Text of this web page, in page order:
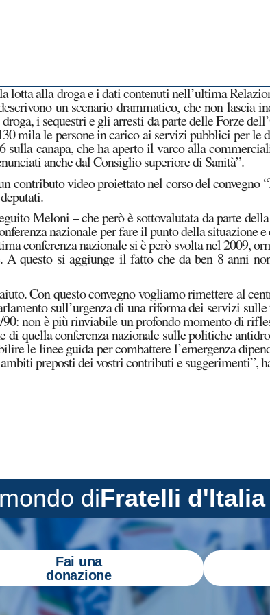
alla droga e i dati contenuti nell’ultima
un scenario drammatico, che non lascia
i sequestri e gli arresti da parte delle Forze
mila le persone in carico ai servizi pubblici per le
canapa, che ha aperto il varco alla
anche dal Consiglio superiore di Sanità”.
video proiettato nel corso del convegno
Meloni – che però è sottovalutata da parte
nazionale per fare il punto della situazione
conferenza nazionale si è però svolta nel 2009,
A questo si aggiunge il fatto che da ben 8 anni
Con questo convegno vogliamo rimettere al
sull’urgenza di una riforma dei servizi
non è più rinviabile un profondo momento di
di quella conferenza nazionale sulle politiche
le linee guida per combattere l’emergenza
preposti dei vostri contributi e suggerimenti”,
diFratelli d'Italia
Fai una
donazione